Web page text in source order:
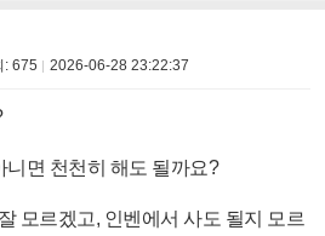
: 675 2026-06-28 23:22:37
면 천천히 해도 될까요?
모르겠고, 인벤에서 사도 될지 모르